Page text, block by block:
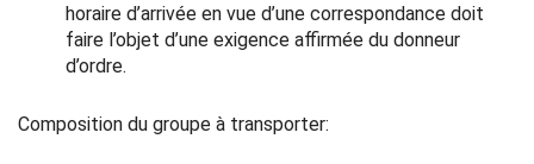
horaire d’arrivée en vue d’une correspondance doit
faire l’objet d’une exigence affirmée du donneur
d’ordre.
Composition du groupe à transporter: